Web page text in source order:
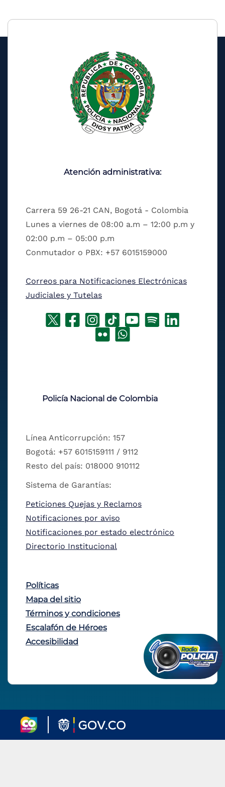
Atención administrativa:
Carrera 59 26-21 CAN, Bogotá - Colombia
Lunes a viernes de 08:00 a.m – 12:00 p.m y
02:00 p.m – 05:00 p.m
Conmutador o PBX: +57 6015159000
Correos para Notificaciones Electrónicas
Judiciales y Tutelas
Policía Nacional de Colombia
Línea Anticorrupción: 157
Bogotá: +57 6015159111 / 9112
Resto del país: 018000 910112
Sistema de Garantías:
Peticiones Quejas y Reclamos
Notificaciones por aviso
Notificaciones por estado electrónico
Directorio Institucional
Políticas
Mapa del sitio
Términos y condiciones
Escalafón de Héroes
Accesibilidad